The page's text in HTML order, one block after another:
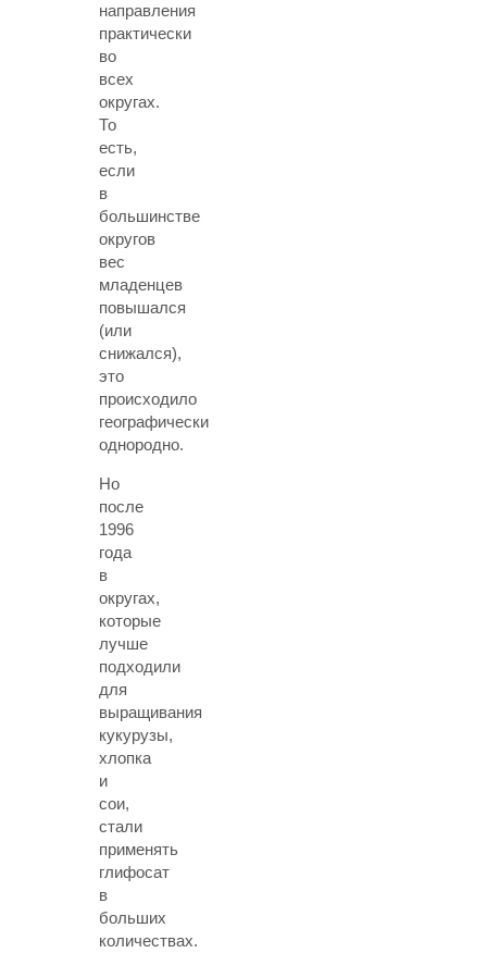
направления
практически
во
всех
округах.
То
есть,
если
в
большинстве
округов
вес
младенцев
повышался
(или
снижался),
это
происходило
географически
однородно.
Но
после
1996
года
в
округах,
которые
лучше
подходили
для
выращивания
кукурузы,
хлопка
и
сои,
стали
применять
глифосат
в
больших
количествах.